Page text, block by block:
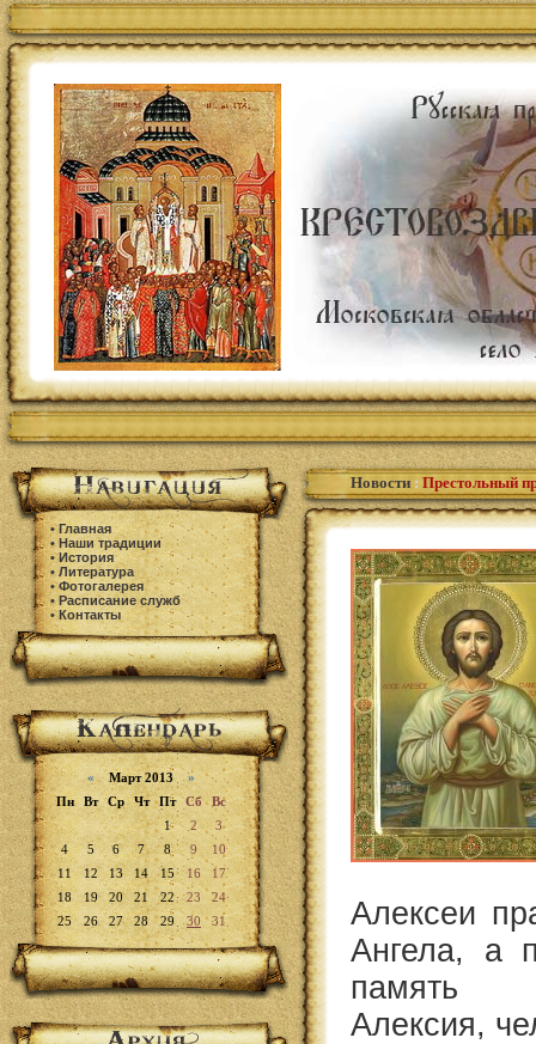
•Главная
•Наши традиции
•История
•Литература
•Фотогалерея
•Расписание служб
•Контакты
«Март 2013»
Пн
Вт Ср Чт Пт Сб
Вс
1
2
3
4
5 6 7 8 9
10
11
12 13 14 15 16
17
18
19 20 21 22 23
24
25
26 27 28 29 30 31
Новости : Престольный
Алексеи
Ангела, а
память
Алексия,